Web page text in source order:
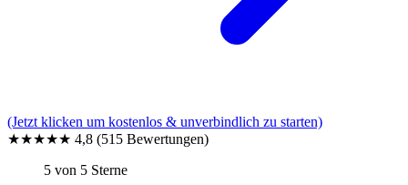
(Jetzt klicken um kostenlos & unverbindlich zu starten)
★★★★★ 4,8 (515 Bewertungen)
5 von 5 Sterne